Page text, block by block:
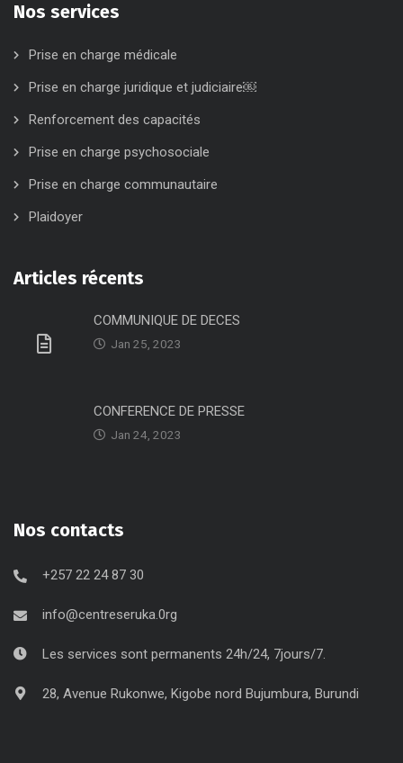
Nos services
Prise en charge médicale
Prise en charge juridique et judiciaire￼
Renforcement des capacités
Prise en charge psychosociale
Prise en charge communautaire
Plaidoyer
Articles récents
COMMUNIQUE DE DECES
Jan 25, 2023
CONFERENCE DE PRESSE
Jan 24, 2023
Nos contacts
+257 22 24 87 30
info@centreseruka.0rg
Les services sont permanents 24h/24, 7jours/7.
28, Avenue Rukonwe, Kigobe nord Bujumbura, Burundi